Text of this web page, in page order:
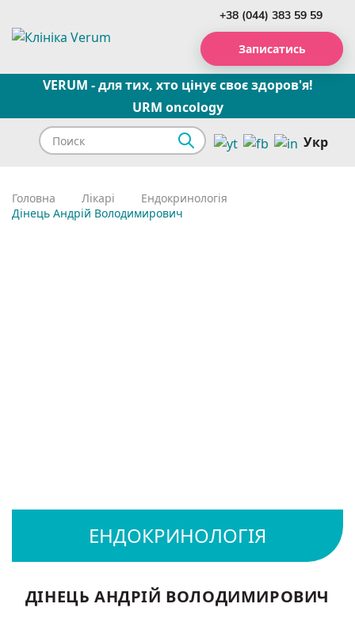
+38 (044) 383 59 59
Записатись
VERUM - для тих, хто цінує своє здоров'я!
URM oncology
Укр
Головна Лікарі
Ендокринологія
Дінець Андрій Володимирович
ДІНЕЦЬ АНДРІЙ ВОЛОДИМИРОВИЧ